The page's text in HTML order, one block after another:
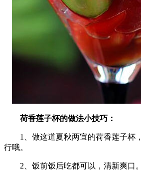
荷香莲子杯的做法小技巧：
1、做这道夏秋两宜的荷香莲子杯
行哦。
2、饭前饭后吃都可以，清新爽口